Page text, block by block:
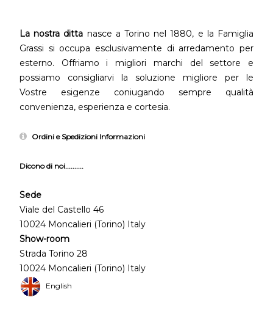
La nostra ditta nasce a Torino nel 1880, e la Famiglia
Grassi si occupa esclusivamente di arredamento per
esterno. Offriamo i migliori marchi del settore e
possiamo consigliarvi la soluzione migliore per le
Vostre esigenze coniugando sempre qualità
convenienza, esperienza e cortesia.
Ordini e Spedizioni Informazioni
Dicono di noi..........
Sede
Viale del Castello 46
10024 Moncalieri (Torino) Italy
Show-room
Strada Torino 28
10024 Moncalieri (Torino) Italy
English